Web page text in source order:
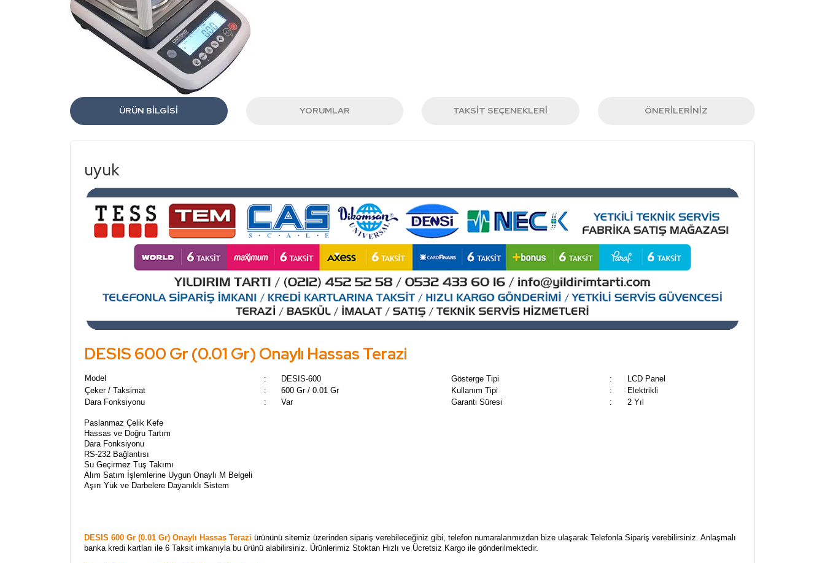
ÜRÜN BILGISI YORUMLAR TAKSIT SEÇENEKLERI ÖNERILERINIZ
uyuk
DESIS 600 Gr (0.01 Gr) Onaylı Hassas Terazi
Model : DESIS-600 Gösterge Tipi :
LCD Panel
Çeker / Taksimat
: 600 Gr / 0.01 Gr Kullanım Tipi :
Elektrikli
Dara Fonksiyonu
: Var Garanti Süresi : 2 Yıl
Paslanmaz Çelik Kefe
Hassas ve Doğru Tartım
Dara Fonksiyonu
RS-232 Bağlantısı
Su Geçirmez Tuş Takımı
Alım Satım İşlemlerine Uygun Onaylı M Belgeli
Aşırı Yük ve Darbelere Dayanıklı Sistem
DESIS 600 Gr (0.01 Gr) Onaylı Hassas Terazi ürününü sitemiz üzerinden sipariş verebileceğiniz gibi, telefon numaralarımızdan bize ulaşarak Telefonla Sipariş verebilirsiniz. Anlaşmalı
banka kredi kartları ile 6 Taksit imkanıyla bu ürünü alabilirsiniz. Ürünlerimiz Stoktan Hızlı ve Ücretsiz Kargo ile gönderilmektedir.